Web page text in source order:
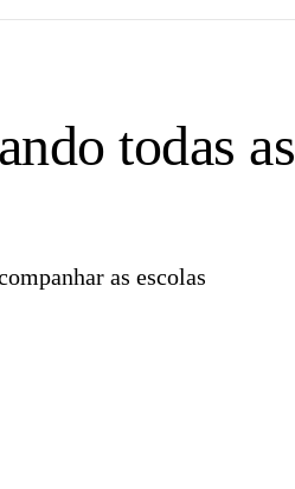
todas as
as escolas